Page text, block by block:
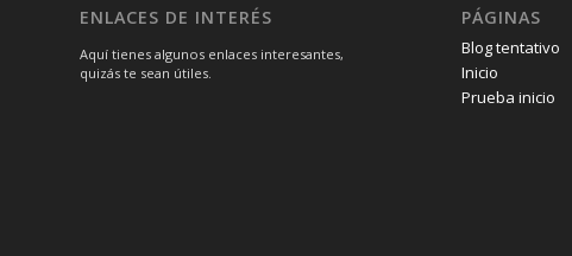
ENLACES DE INTERÉS
Aquí tienes algunos enlaces interesantes,
quizás te sean útiles.
PÁGINAS
Blog tentativo
Inicio
Prueba inicio